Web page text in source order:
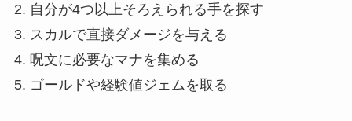
2. 自分が4つ以上そろえられる手を探す
3. スカルで直接ダメージを与える
4. 呪文に必要なマナを集める
5. ゴールドや経験値ジェムを取る